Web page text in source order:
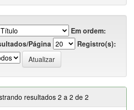
Em ordem:
Página
Registro(s):
resultados 2 a 2 de 2